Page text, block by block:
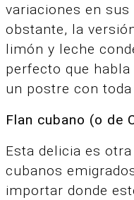
variaciones en
obstante, la
limón y leche
perfecto que
un postre con
Flan cubano (o de
Esta delicia es
cubanos
importar donde